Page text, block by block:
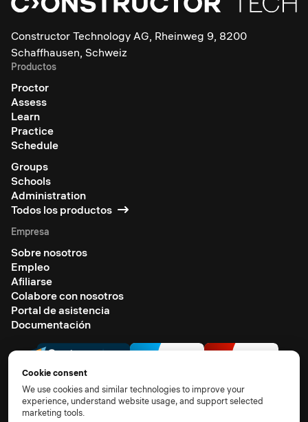
Constructor Technology AG, Rheinweg 9, 8200
Schaffhausen, Schweiz
Productos
Proctor
Assess
Learn
Practice
Schedule
Groups
Schools
Administration
Todos los productos
Empresa
Sobre nosotros
Empleo
Afiliarse
Colabore con nosotros
Portal de asistencia
Documentación
Cookie consent
We use cookies and similar technologies to improve your
experience, understand website usage, and support selected
marketing tools.